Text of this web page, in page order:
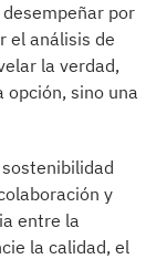
por
el análisis de
la verdad,
opción, sino una
y
entre la
la calidad, el